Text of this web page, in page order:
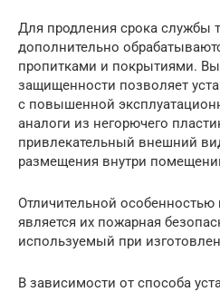
Для продления срока
дополнительно
пропитками и покрытиями.
защищенности позволяет
с повышенной
аналоги из негорючего
привлекательный внешний
размещения внутри
Отличительной особенностью
является их пожарная
используемый при
В зависимости от способа